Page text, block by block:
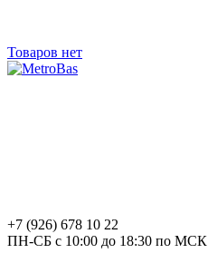
Товаров нет
+7 (926) 678 10 22
ПН-СБ с 10:00 до 18:30 по МСК